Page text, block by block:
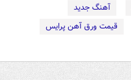
آهنگ جدید
قیمت ورق آهن پرایس